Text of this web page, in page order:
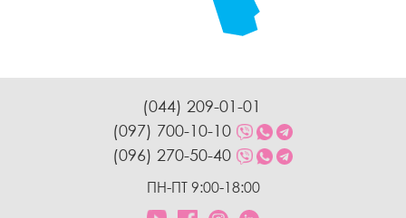
(044) 209-01-01
(097) 700-10-10
(096) 270-50-40
ПН-ПТ 9:00-18:00